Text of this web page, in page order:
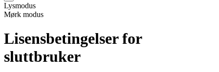
Lysmodus
Mørk modus
Lisensbetingelser for
sluttbruker